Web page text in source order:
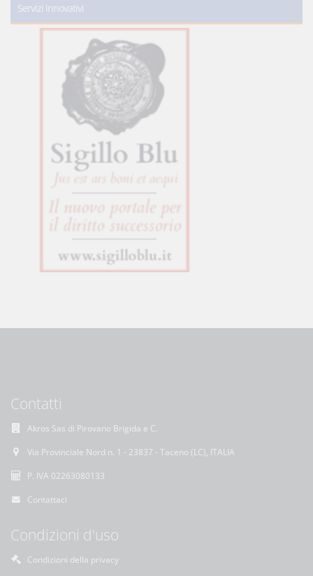
Servizi innovativi
Contatti
Akros Sas di Pirovano Brigida e C.
Via Provinciale Nord n. 1 - 23837 - Taceno (LC), ITALIA
P. IVA 02263080133
Contattaci
Condizioni d'uso
Condizioni della privacy